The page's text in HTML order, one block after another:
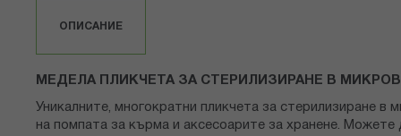
ОПИСАНИЕ
МЕДЕЛА ПЛИКЧЕТА ЗА СТЕРИЛИЗИРАНЕ В
Уникалните, многократни пликчета за стерилизиране
на помпата за кърма и аксесоарите за хранене.